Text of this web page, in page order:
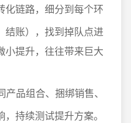
化链路，细分到每个环
结账），找到掉队点进
小提升，往往带来巨大
产品组合、捆绑销售、
持续测试提升方案。